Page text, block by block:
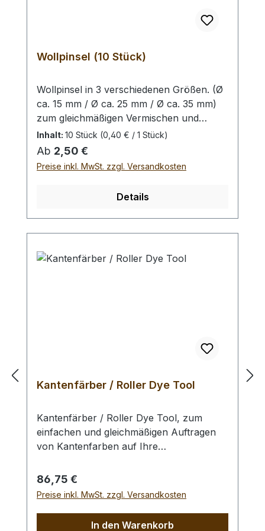
Wollpinsel (10 Stück)
Wollpinsel in 3 verschiedenen Größen. (Ø
ca. 15 mm / Ø ca. 25 mm / Ø ca. 35 mm)
zum gleichmäßigen Vermischen und
Auftragen von Lederfarbe oder Finish auf
die Oberfläche oder Kante. Auswahlliste:
klein:10 Wollpinsel mit ca. 15 mm
Kopfdurchmesser (besonders geeignet für
mm Kopfdurchmessergroß: 10 Wollpinsel
mit ca. 35 mm Kopfdurchmesser
(besonders geeignet für die Fläche) Bei
Wollpinsel.
Inhalt: 10 Stück (0,40 € / 1 Stück)
Regulärer Preis:
Ab 2,50 €
Preise inkl. MwSt. zzgl. Versandkosten
Details
Kantenfärber / Roller Dye Tool
Kantenfärber / Roller Dye Tool, zum
einfachen und gleichmäßigen Auftragen
von Kantenfarben auf Ihre
Aluminiumblock gefräste und äußerst
robuste Werkzeug ist eine Ideale Hilfe
beim Kantenfärben und bei sehr langen
Werkstücken wie z.B. Gürteln.
Regulärer Preis:
86,75 €
Preise inkl. MwSt. zzgl. Versandkosten
In den Warenkorb